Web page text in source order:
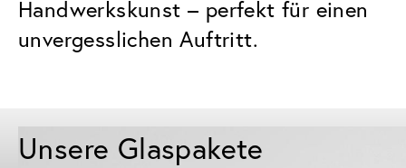
Handwerkskunst – perfekt für einen
unvergesslichen Auftritt.
Unsere Glaspakete